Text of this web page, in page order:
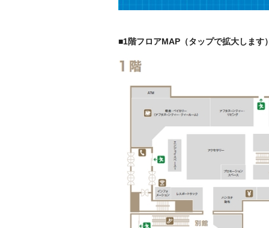
■1階フロアMAP（タップで拡大します